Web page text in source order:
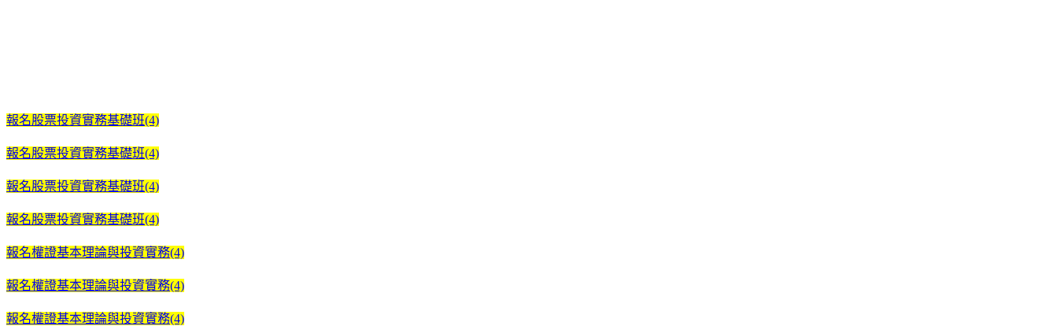
報名股票投資實務基礎班(4)
報名股票投資實務基礎班(4)
報名股票投資實務基礎班(4)
報名股票投資實務基礎班(4)
報名權證基本理論與投資實務(4)
報名權證基本理論與投資實務(4)
報名權證基本理論與投資實務(4)